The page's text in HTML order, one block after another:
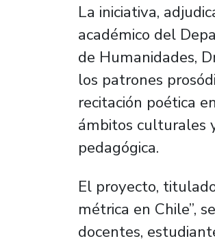
La iniciativa,
académico del
de Humanidades,
los patrones
recitación poética
ámbitos culturales
pedagógica.
El proyecto,
métrica en Chile”,
docentes,